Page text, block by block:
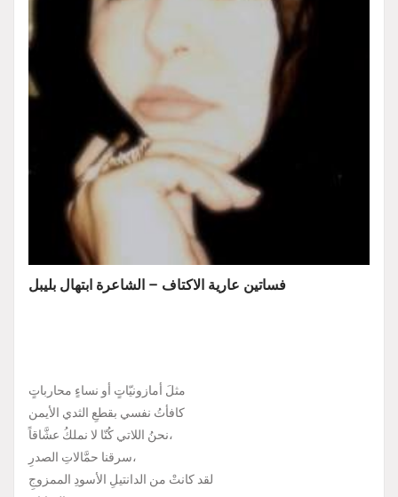
فساتين عارية الاكتاف – الشاعرة ابتهال بليبل
مثلَ أمازونيّاتٍ أو نساءٍ محارباتٍ
كافأتُ نفسي بقطعِ الثدي الأيمن
نحنُ اللاتي كُنّا لا نملكُ عشَّاقاً،
سرقنا حمَّالاتِ الصدرِ،
لقد كانتْ من الدانتيلِ الأسودِ الممزوجِ